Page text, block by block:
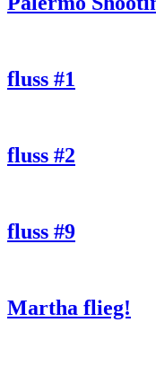
fluss #1
fluss #2
fluss #9
Martha flieg!